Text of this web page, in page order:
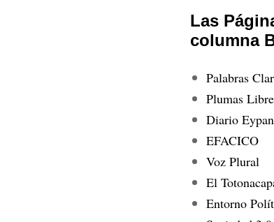
Las
columna
Palabras
Plumas
Diario
EFACICO
Voz Plural
El
Entorno